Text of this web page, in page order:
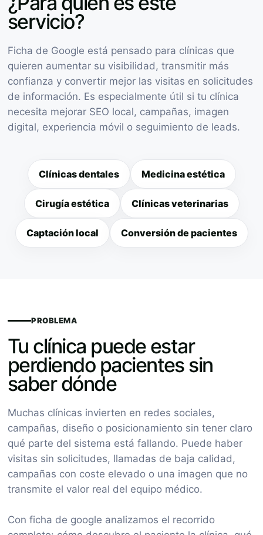
servicio?
Ficha de Google está pensado para clínicas que
quieren aumentar su visibilidad, transmitir más
confianza y convertir mejor las visitas en solicitudes
de información. Es especialmente útil si tu clínica
necesita mejorar SEO local, campañas, imagen
digital, experiencia móvil o seguimiento de leads.
Clínicas dentales Medicina estética
Cirugía estética Clínicas veterinarias
Captación local Conversión de pacientes
PROBLEMA
Tu clínica puede estar
perdiendo pacientes sin
saber dónde
Muchas clínicas invierten en redes sociales,
campañas, diseño o posicionamiento sin tener claro
qué parte del sistema está fallando. Puede haber
visitas sin solicitudes, llamadas de baja calidad,
campañas con coste elevado o una imagen que no
transmite el valor real del equipo médico.
Con ficha de google analizamos el recorrido